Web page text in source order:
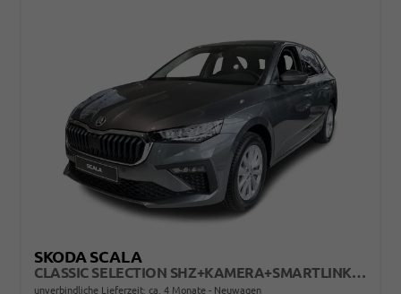
SKODA SCALA
CLASSIC SELECTION SHZ+KAMERA+SMARTLINK+LED+16" ALU
unverbindliche Lieferzeit: ca. 4 Monate Neuwagen